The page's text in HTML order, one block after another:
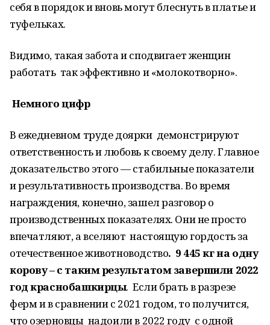
себя в порядок и вновь могут блеснуть в платье и
туфельках.
Видимо, такая забота и сподвигает женщин
работать так эффективно и «молокотворно».
Немного цифр
В ежедневном труде доярки демонстрируют
ответственность и любовь к своему делу. Главное
доказательство этого — стабильные показатели
и результативность производства. Во время
награждения, конечно, зашел разговор о
производственных показателях. Они не просто
впечатляют, а вселяют настоящую гордость за
отечественное животноводство. 9 445 кг на одну
корову – с таким результатом завершили 2022
год краснобашкирцы. Если брать в разрезе
ферм и в сравнении с 2021 годом, то получится,
что озерновцы надоили в 2022 году с одной